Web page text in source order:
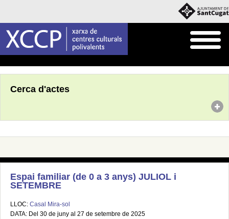
Cerca d'actes
Espai familiar (de 0 a 3 anys) JULIOL i
SETEMBRE
LLOC: Casal Mira-sol
DATA: Del 30 de juny al 27 de setembre de 2025